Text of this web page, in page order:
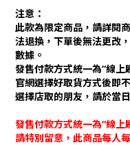
注意：
此款為限定商品，請詳閱
法退換，下單後無法更改
數據。
發售付款方式統一為“線上
官網選擇好取貨方式後即
選擇店取的朋友，請於當
發售付款方式統一為“線上
請特別留意，此商品每人